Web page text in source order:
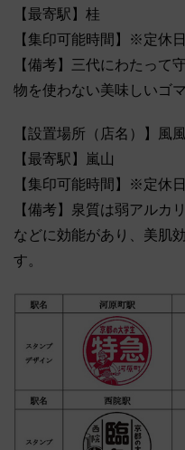
【最寄駅】桂
【集印可能時間】※定休
【備考】三代にわたって
物を使わない美味しいゴ
【設置場所（店名）】風
【最寄駅】嵐山
【集印可能時間】※定休
【備考】泉質は弱アルカ
などに効能があり、美肌
す。